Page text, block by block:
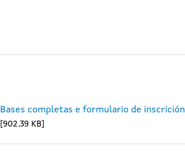
Bases completas e formulario de inscrición
902.39 KB